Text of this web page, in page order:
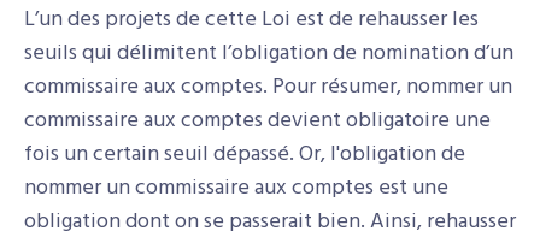
L’un des projets de cette Loi est de rehausser les
seuils qui délimitent l’obligation de nomination d’un
commissaire aux comptes. Pour résumer, nommer un
commissaire aux comptes devient obligatoire une
fois un certain seuil dépassé. Or, l'obligation de
nommer un commissaire aux comptes est une
obligation dont on se passerait bien. Ainsi, rehausser